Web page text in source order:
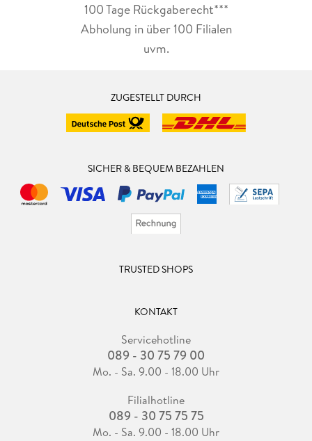
100 Tage Rückgaberecht***
Abholung in über 100 Filialen
uvm.
ZUGESTELLT DURCH
SICHER & BEQUEM BEZAHLEN
TRUSTED SHOPS
KONTAKT
Servicehotline
089 - 30 75 79 00
Mo. - Sa. 9.00 - 18.00 Uhr
Filialhotline
089 - 30 75 75 75
Mo. - Sa. 9.00 - 18.00 Uhr